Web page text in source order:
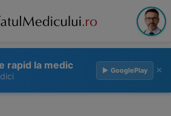
rapid la medic ▶ GooglePlay ×